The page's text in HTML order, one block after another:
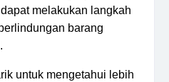
melakukan langkah
barang
untuk mengetahui lebih